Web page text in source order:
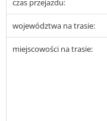
województwa na trasie:
miejscowości na trasie: